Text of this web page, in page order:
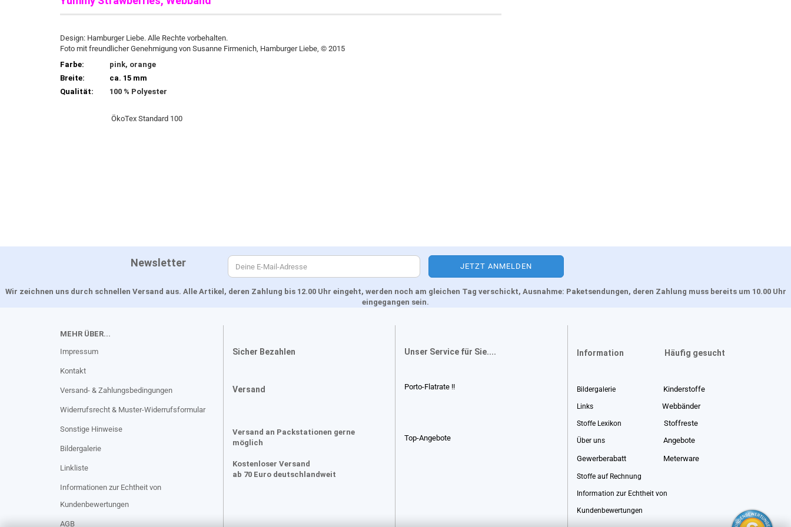
Design: Hamburger Liebe. Alle Rechte vorbehalten.
Foto mit freundlicher Genehmigung von Susanne Firmenich, Hamburger Liebe, © 2015
Farbe:
pink, orange
Breite:
ca. 15 mm
Qualität:
100 % Polyester
ÖkoTex Standard 100
Newsletter
Wir zeichnen uns durch schnellen Versand aus. Alle Artikel, deren Zahlung bis 12.00 Uhr eingeht, werden noch am gleichen Tag verschickt, Ausnahme: Paketsendungen, deren Zahlung muss bereits um 10.00 Uhr
eingegangen sein.
MEHR ÜBER...
Impressum
Kontakt
Versand- & Zahlungsbedingungen
Widerrufsrecht & Muster-Widerrufsformular
Sonstige Hinweise
Bildergalerie
Linkliste
Informationen zur Echtheit von
Kundenbewertungen
AGB
Sicher Bezahlen
Versand
Versand an Packstationen gerne
möglich
Kostenloser Versand
ab 70 Euro deutschlandweit
Unser Service für Sie....
Porto-Flatrate !!
Top-Angebote
Information Häufig gesucht
Bildergalerie Kinderstoffe
Links Webbänder
Stoffe Lexikon Stoffreste
Über uns Angebote
Gewerberabatt Meterware
Stoffe auf Rechnung
Information zur Echtheit von
Kundenbewertungen